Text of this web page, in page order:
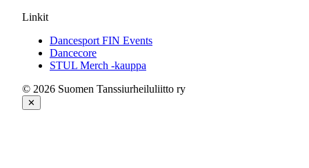
Linkit
Dancesport FIN Events
Dancecore
STUL Merch -kauppa
© 2026 Suomen Tanssiurheiluliitto ry
✕